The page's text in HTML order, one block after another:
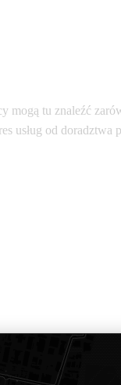
mogą tu znaleźć
usług od doradztwa